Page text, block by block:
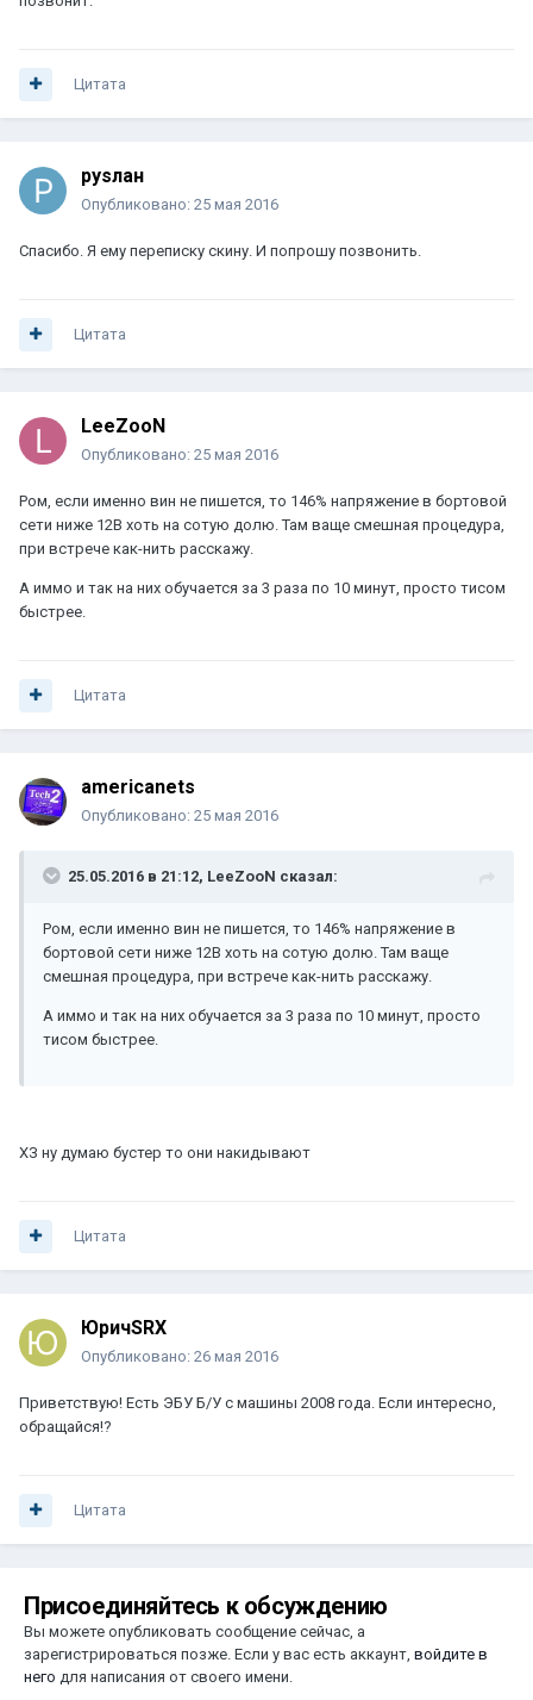
Цитата
руsлан
Опубликовано: 25 мая 2016
Спасибо. Я ему переписку скину. И попрошу позвонить.
Цитата
LeeZooN
Опубликовано: 25 мая 2016
Ром, если именно вин не пишется, то 146% напряжение в бортовой
сети ниже 12В хоть на сотую долю. Там ваще смешная процедура,
при встрече как-нить расскажу.
А иммо и так на них обучается за 3 раза по 10 минут, просто тисом
быстрее.
Цитата
americanets
Опубликовано: 25 мая 2016
25.05.2016 в 21:12, LeeZooN сказал:
Ром, если именно вин не пишется, то 146% напряжение в
бортовой сети ниже 12В хоть на сотую долю. Там ваще
смешная процедура, при встрече как-нить расскажу.
А иммо и так на них обучается за 3 раза по 10 минут, просто
тисом быстрее.
ХЗ ну думаю бустер то они накидывают
Цитата
ЮричSRX
Опубликовано: 26 мая 2016
Приветствую! Есть ЭБУ Б/У с машины 2008 года. Если интересно,
обращайся!?
Цитата
Присоединяйтесь к обсуждению
Вы можете опубликовать сообщение сейчас, а
зарегистрироваться позже. Если у вас есть аккаунт, войдите в
него для написания от своего имени.